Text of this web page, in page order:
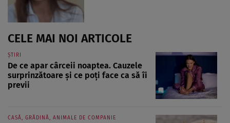
CELE MAI NOI ARTICOLE
ȘTIRI
De ce apar cârceii noaptea. Cauzele
surprinzătoare și ce poți face ca să îi
previi
CASĂ, GRĂDINĂ, ANIMALE DE COMPANIE